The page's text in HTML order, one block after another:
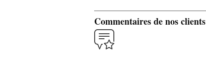
Commentaires de nos clients